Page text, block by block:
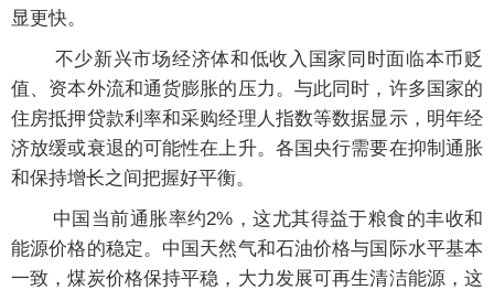
显更快。
不少新兴市场经济体和低收入国家同时面临本币贬
值、资本外流和通货膨胀的压力。与此同时，许多国家的
住房抵押贷款利率和采购经理人指数等数据显示，明年经
济放缓或衰退的可能性在上升。各国央行需要在抑制通胀
和保持增长之间把握好平衡。
中国当前通胀率约2%，这尤其得益于粮食的丰收和
能源价格的稳定。中国天然气和石油价格与国际水平基本
一致，煤炭价格保持平稳，大力发展可再生清洁能源，这